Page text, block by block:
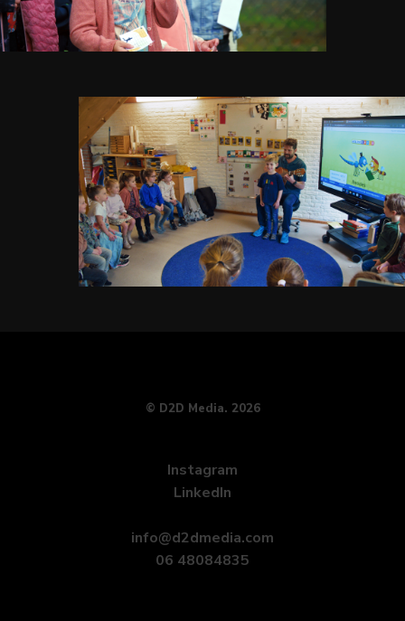
© D2D Media. 2026
Instagram
LinkedIn
info@d2dmedia.com
06 48084835